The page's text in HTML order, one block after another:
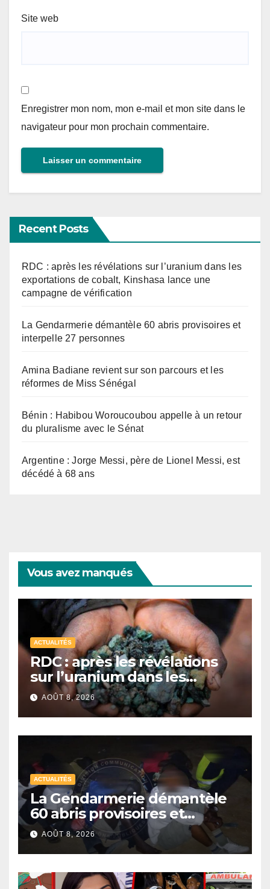
Site web
Enregistrer mon nom, mon e-mail et mon site dans le
navigateur pour mon prochain commentaire.
Recent Posts
RDC : après les révélations sur l’uranium dans les
exportations de cobalt, Kinshasa lance une
campagne de vérification
La Gendarmerie démantèle 60 abris provisoires et
interpelle 27 personnes
Amina Badiane revient sur son parcours et les
réformes de Miss Sénégal
Bénin : Habibou Woroucoubou appelle à un retour
du pluralisme avec le Sénat
Argentine : Jorge Messi, père de Lionel Messi, est
décédé à 68 ans
Vous avez manqués
ACTUALITÉS
RDC : après les révélations
sur l’uranium dans les
exportations de cobalt,
Kinshasa lance une
campagne de vérification
AOÛT 8, 2026
ACTUALITÉS
La Gendarmerie démantèle
60 abris provisoires et
interpelle 27 personnes
AOÛT 8, 2026